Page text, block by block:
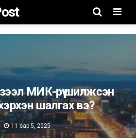
Menu
МИК-рүү шилжсэн
шалгах вэ?
11 сар 5, 2025